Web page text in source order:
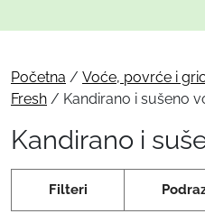
Početna / Voće, povrće i
Fresh / Kandirano i sušeno
Kandirano i
Filteri